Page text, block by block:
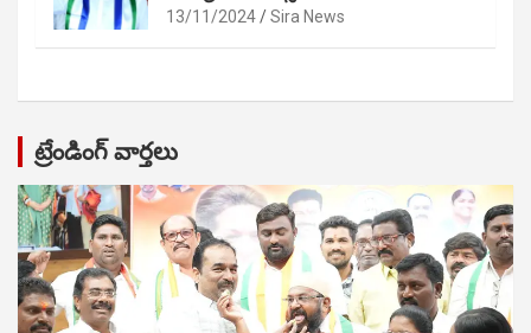
13/11/2024 Sira News
ట్రేండింగ్ వార్తలు